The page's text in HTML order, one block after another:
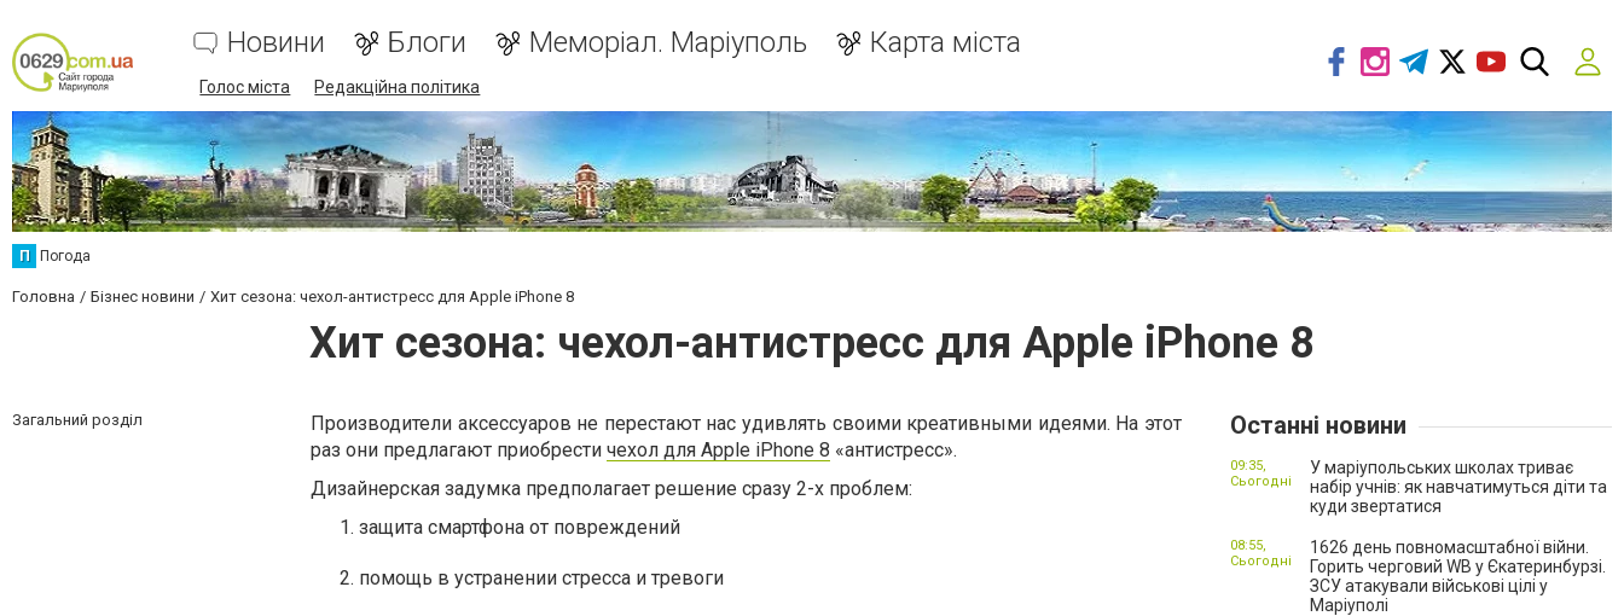
Новини Блоги Меморіал. Маріуполь Карта міста
Голос міста Редакційна політика
П Погода
Головна Бізнес новини Хит сезона: чехол-антистресс для Apple iPhone 8
Хит сезона: чехол-антистресс для Apple iPhone 8
Загальний розділ
Производители аксессуаров не перестают нас удивлять своими креативными идеями. На этот
раз они предлагают приобрести чехол для Apple iPhone 8 «антистресс».
Дизайнерская задумка предполагает решение сразу 2-х проблем:
защита смартфона от повреждений
помощь в устранении стресса и тревоги
Останні новини
У маріупольських школах триває
набір учнів: як навчатимуться діти та
куди звертатися
09:35,
Сьогодні
1626 день повномасштабної війни.
Горить черговий WB у Єкатеринбурзі.
ЗСУ атакували військові цілі у
Маріуполі
08:55,
Сьогодні